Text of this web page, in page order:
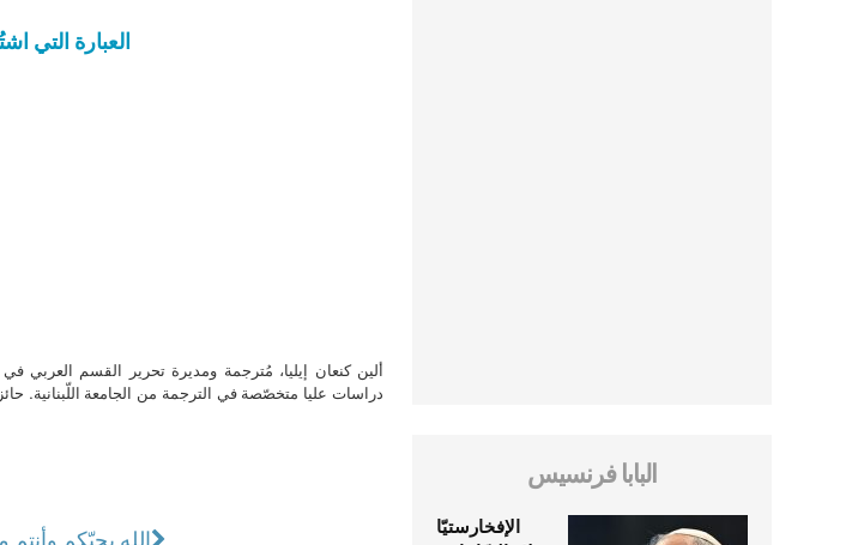
العبارة التي
ألين كنعان إيليا، مُترجمة ومديرة تحرير القسم العربي
دراسات عليا متخصّصة في الترجمة من الجامعة اللّبنانية.
الله يحبّكم
البابا فرنسيس
الإفخارستيّا